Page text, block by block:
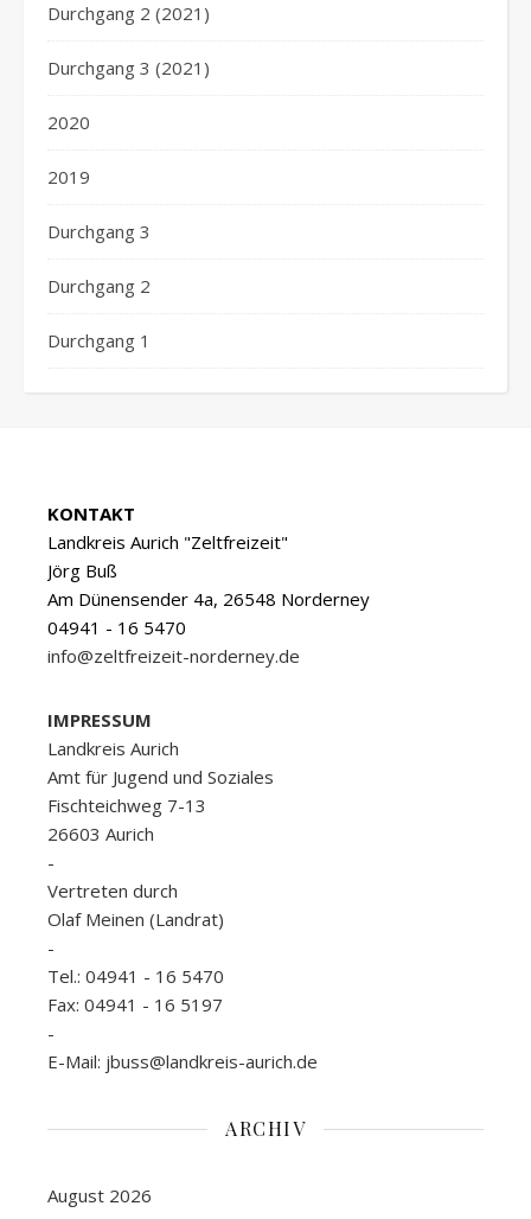
Durchgang 2 (2021)
Durchgang 3 (2021)
2020
2019
Durchgang 3
Durchgang 2
Durchgang 1
KONTAKT
Landkreis Aurich "Zeltfreizeit"
Jörg Buß
Am Dünensender 4a, 26548 Norderney
04941 - 16 5470
info@zeltfreizeit-norderney.de
IMPRESSUM
Landkreis Aurich
Amt für Jugend und Soziales
Fischteichweg 7-13
26603 Aurich
-
Vertreten durch
Olaf Meinen (Landrat)
-
Tel.: 04941 - 16 5470
Fax: 04941 - 16 5197
-
E-Mail: jbuss@landkreis-aurich.de
ARCHIV
August 2026